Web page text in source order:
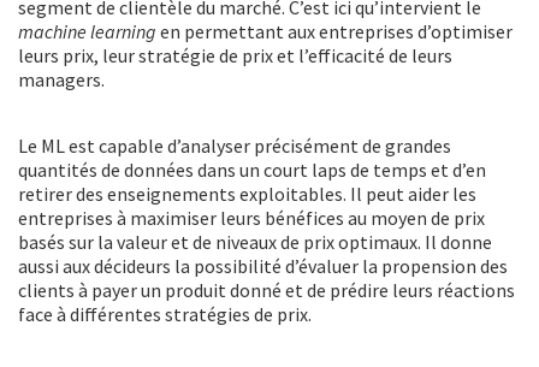
segment de clientèle du marché. C’est ici qu’intervient le
machine learning en permettant aux entreprises d’optimiser
leurs prix, leur stratégie de prix et l’efficacité de leurs
managers.
Le ML est capable d’analyser précisément de grandes
quantités de données dans un court laps de temps et d’en
retirer des enseignements exploitables. Il peut aider les
entreprises à maximiser leurs bénéfices au moyen de prix
basés sur la valeur et de niveaux de prix optimaux. Il donne
aussi aux décideurs la possibilité d’évaluer la propension des
clients à payer un produit donné et de prédire leurs réactions
face à différentes stratégies de prix.